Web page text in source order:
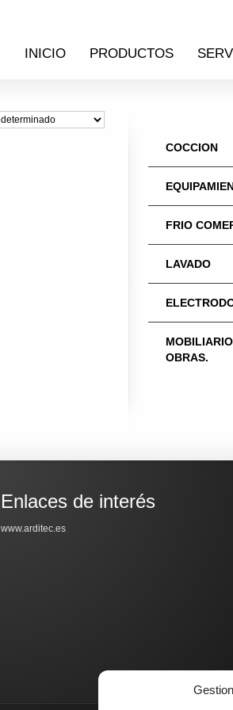
INICIO PRODUCTOS
COCCION
FRIO
LAVADO
OBRAS.
Enlaces de interés
www.arditec.es